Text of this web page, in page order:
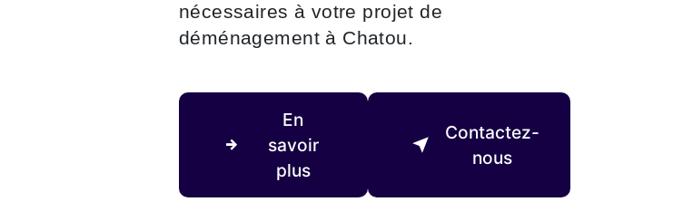
nécessaires à votre projet de
déménagement à Chatou.
En
savoir
plus
Contactez-
nous